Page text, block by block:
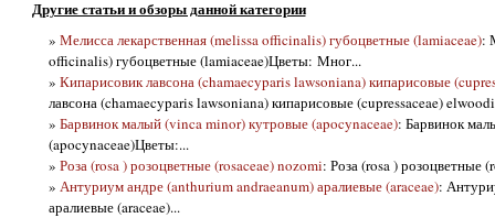
Другие статьи и обзоры данной категории
» Мелисса лекарственная (melissa officinalis) губоцветные (lamiaceae):
officinalis) губоцветные (lamiaceae)Цветы: Мног...
» Кипарисовик лавсона (chamaecyparis lawsoniana) кипарисовые
лавсона (chamaecyparis lawsoniana) кипарисовые (cupressaceae)
» Барвинок малый (vinca minor) кутровые (apocynaceae): Барвинок
(apocynaceae)Цветы:...
» Роза (rosa ) розоцветные (rosaceae) nozomi: Роза (rosa ) розоцветные
» Антуриум андре (anthurium andraeanum) аралиевые (araceae):
аралиевые (araceae)...